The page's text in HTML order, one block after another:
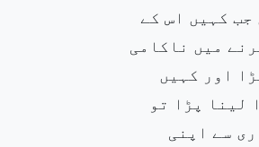
جب کہیں اس کے
میں ناکامی
اور کہیں
لینا پڑا تو
سے اپنی